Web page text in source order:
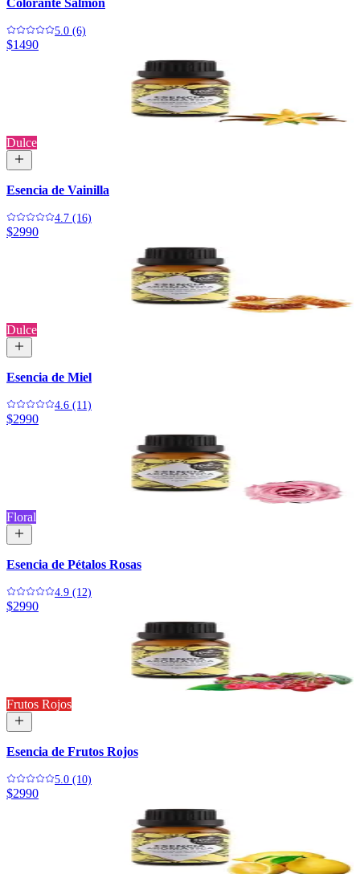
Colorante Salmón
5.0 (6)
$1490
Dulce
Esencia de Vainilla
4.7 (16)
$2990
Dulce
Esencia de Miel
4.6 (11)
$2990
Floral
Esencia de Pétalos Rosas
4.9 (12)
$2990
Frutos Rojos
Esencia de Frutos Rojos
5.0 (10)
$2990